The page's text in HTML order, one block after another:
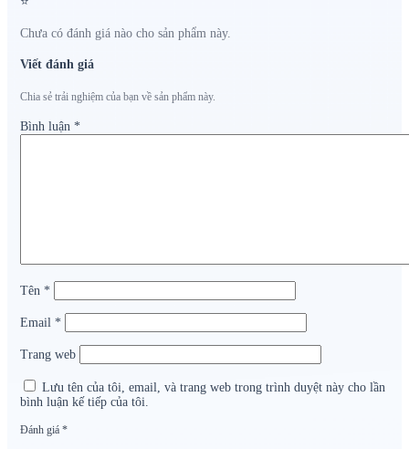
Chưa có đánh giá nào cho sản phẩm này.
Viết đánh giá
Chia sẻ trải nghiệm của bạn về sản phẩm này.
Bình luận *
Tên *
Email *
Trang web
Lưu tên của tôi, email, và trang web trong trình duyệt này cho lần
bình luận kế tiếp của tôi.
Đánh giá *